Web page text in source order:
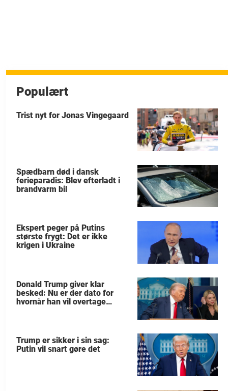
Populært
Trist nyt for Jonas Vingegaard
Spædbarn død i dansk
ferieparadis: Blev efterladt i
brandvarm bil
Ekspert peger på Putins
største frygt: Det er ikke
krigen i Ukraine
Donald Trump giver klar
besked: Nu er der dato for
hvornår han vil overtage
Trump er sikker i sin sag:
Putin vil snart gøre det